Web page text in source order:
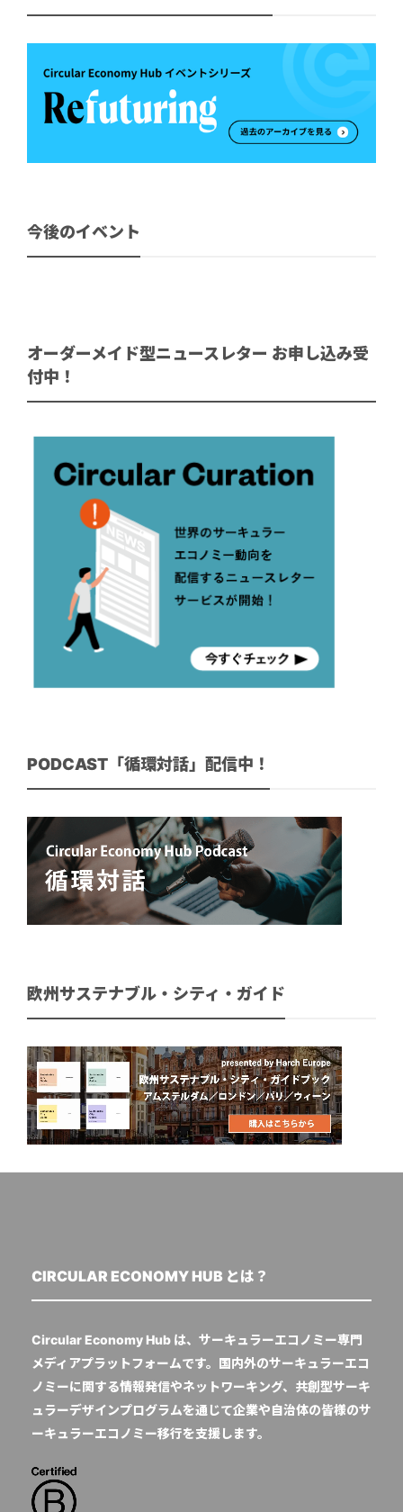
今後のイベント
オーダーメイド型ニュースレター お申し込み受
付中！
PODCAST「循環対話」配信中！
欧州サステナブル・シティ・ガイド
CIRCULAR ECONOMY HUB とは？
Circular Economy Hub は、サーキュラーエコノミー専門
メディアプラットフォームです。国内外のサーキュラーエコ
ノミーに関する情報発信やネットワーキング、共創型サーキ
ュラーデザインプログラムを通じて企業や自治体の皆様のサ
ーキュラーエコノミー移行を支援します。